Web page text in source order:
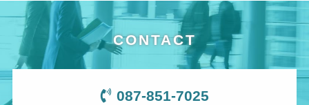
CONTACT
087-851-7025